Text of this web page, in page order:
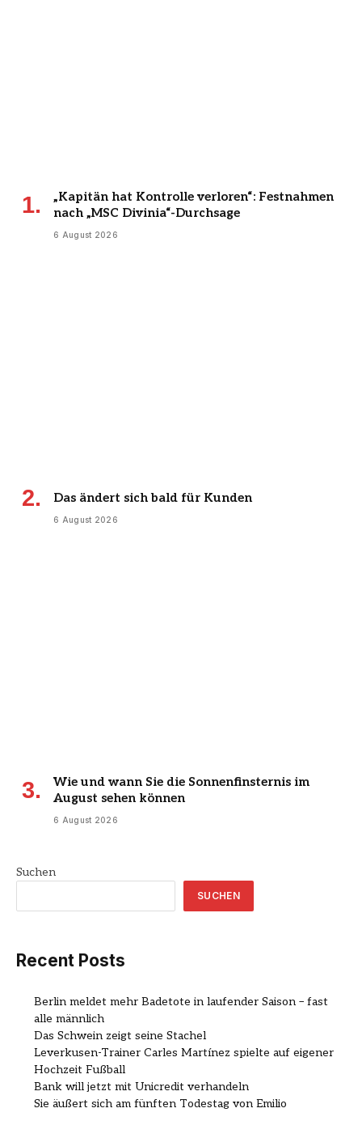
„Kapitän hat Kontrolle verloren“: Festnahmen
nach „MSC Divinia“-Durchsage
6 August 2026
Das ändert sich bald für Kunden
6 August 2026
Wie und wann Sie die Sonnenfinsternis im
August sehen können
6 August 2026
Suchen
SUCHEN
Recent Posts
Berlin meldet mehr Badetote in laufender Saison – fast
alle männlich
Das Schwein zeigt seine Stachel
Leverkusen-Trainer Carles Martínez spielte auf eigener
Hochzeit Fußball
Bank will jetzt mit Unicredit verhandeln
Sie äußert sich am fünften Todestag von Emilio